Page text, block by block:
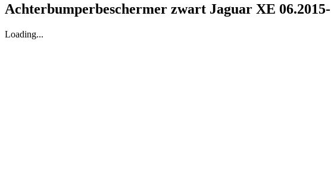
Achterbumperbeschermer zwart Jaguar XE 06.2015-
Loading...